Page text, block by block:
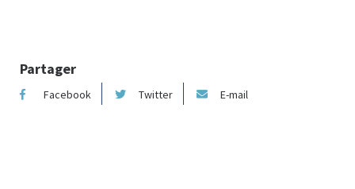
Partager
Facebook Twitter E-mail